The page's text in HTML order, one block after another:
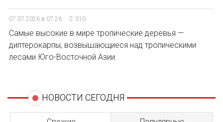
07.07.2026 в 07:26 310
Самые высокие в мире тропические деревья —
диптерокарпы, возвышающиеся над тропическими
лесами Юго-Восточной Азии.
НОВОСТИ СЕГОДНЯ